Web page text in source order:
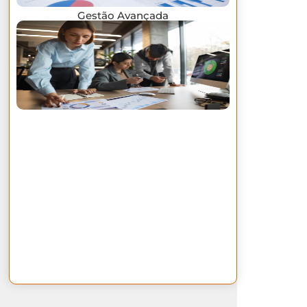
Gestão Avançada